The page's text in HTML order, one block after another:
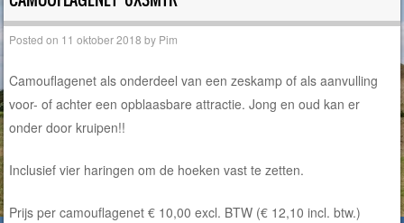
Posted on 11 oktober 2018 by Pim
Camouflagenet als onderdeel van een zeskamp of als aanvulling
voor- of achter een opblaasbare attractie. Jong en oud kan er
onder door kruipen!!
Inclusief vier haringen om de hoeken vast te zetten.
Prijs per camouflagenet € 10,00 excl. BTW (€ 12,10 incl. btw.)